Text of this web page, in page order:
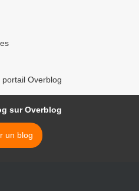
Overblog
sur Overblog
un blog